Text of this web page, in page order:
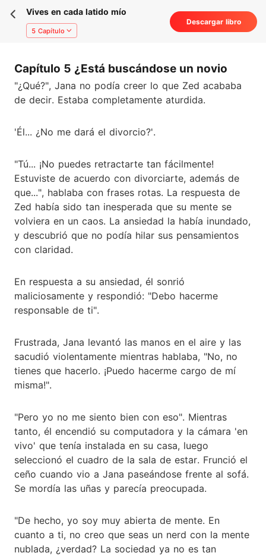
Vives en cada latido mío
5 Capítulo
Descargar libro
Capítulo 5 ¿Está buscándose un novio
"¿Qué?", Jana no podía creer lo que Zed acababa
de decir. Estaba completamente aturdida.
'Él... ¿No me dará el divorcio?'.
"Tú... ¡No puedes retractarte tan fácilmente!
Estuviste de acuerdo con divorciarte, además de
que...", hablaba con frases rotas. La respuesta de
Zed había sido tan inesperada que su mente se
volviera en un caos. La ansiedad la había inundado,
y descubrió que no podía hilar sus pensamientos
con claridad.
En respuesta a su ansiedad, él sonrió
maliciosamente y respondió: "Debo hacerme
responsable de ti".
Frustrada, Jana levantó las manos en el aire y las
sacudió violentamente mientras hablaba, "No, no
tienes que hacerlo. ¡Puedo hacerme cargo de mí
misma!".
"Pero yo no me siento bien con eso". Mientras
tanto, él encendió su computadora y la cámara 'en
vivo' que tenía instalada en su casa, luego
seleccionó el cuadro de la sala de estar. Frunció el
ceño cuando vio a Jana paseándose frente al sofá.
Se mordía las uñas y parecía preocupada.
"De hecho, yo soy muy abierta de mente. En
cuanto a ti, no creo que seas un nerd con la mente
nublada, ¿verdad? La sociedad ya no es tan